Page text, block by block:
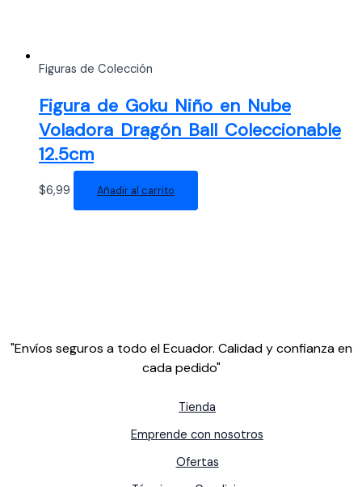
Figuras de Colección
Figura de Goku Niño en Nube
Voladora Dragón Ball Coleccionable
12.5cm
$6,99 Añadir al carrito
"Envíos seguros a todo el Ecuador. Calidad y confianza en
cada pedido"
Tienda
Emprende con nosotros
Ofertas